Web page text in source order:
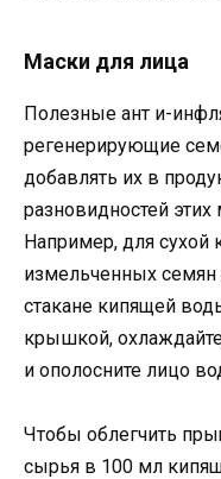
Маски для лица
Полезные ант и-
регенерирующие
добавлять их в
разновидностей
Например, для
измельченных
стакане кипящей
крышкой,
и ополосните лицо
Чтобы облегчить
сырья в 100 мл